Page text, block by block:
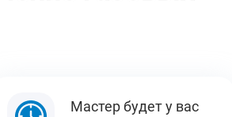
Мастер будет у вас